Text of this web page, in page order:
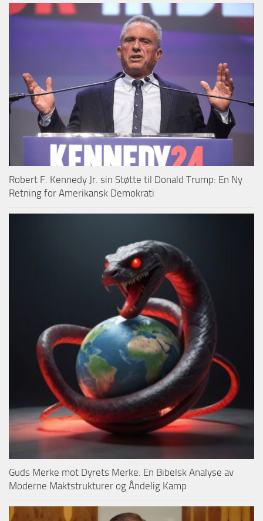
Robert F. Kennedy Jr. sin Støtte til Donald Trump: En Ny
Retning for Amerikansk Demokrati
Guds Merke mot Dyrets Merke: En Bibelsk Analyse av
Moderne Maktstrukturer og Åndelig Kamp